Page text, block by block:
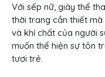
Với sếp nữ, giày thể
thời trang cần thiết
và khí chất của người
muốn thể hiện sự tôn
tươi trẻ.